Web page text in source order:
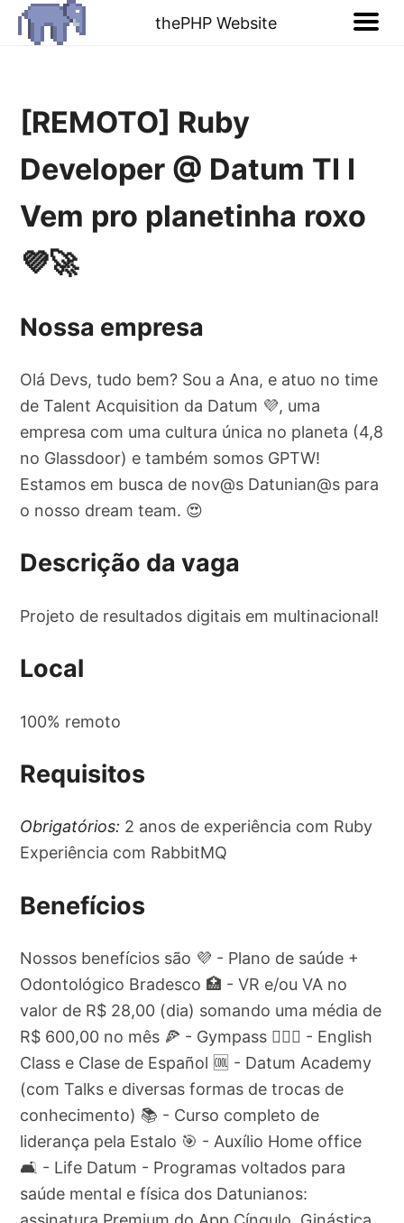
thePHP Website
[REMOTO] Ruby
Developer @ Datum TI I
Vem pro planetinha roxo
💜🚀
Nossa empresa
Olá Devs, tudo bem? Sou a Ana, e atuo no time
de Talent Acquisition da Datum 💜, uma
empresa com uma cultura única no planeta (4,8
no Glassdoor) e também somos GPTW!
Estamos em busca de nov@s Datunian@s para
o nosso dream team. 😍
Descrição da vaga
Projeto de resultados digitais em multinacional!
Local
100% remoto
Requisitos
Obrigatórios: 2 anos de experiência com Ruby
Experiência com RabbitMQ
Benefícios
Nossos benefícios são 💜 - Plano de saúde +
Odontológico Bradesco 🏥 - VR e/ou VA no
valor de R$ 28,00 (dia) somando uma média de
R$ 600,00 no mês 🍕 - Gympass 🏋🏽‍♀️ - English
Class e Clase de Español 🆒 - Datum Academy
(com Talks e diversas formas de trocas de
conhecimento) 📚 - Curso completo de
liderança pela Estalo 🎯 - Auxílio Home office
🛋️ - Life Datum - Programas voltados para
saúde mental e física dos Datunianos: